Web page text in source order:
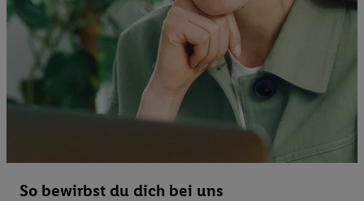
So bewirbst du dich bei uns